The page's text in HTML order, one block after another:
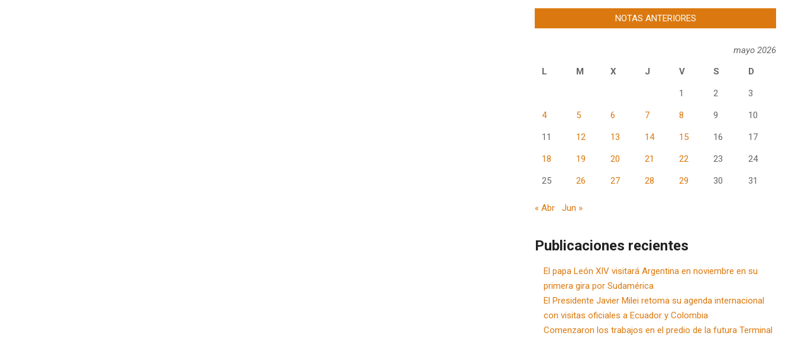
NOTAS ANTERIORES
mayo 2026
L
M X J V S D
1 2 3
4 5 6 7 8 9 10
11 12 13 14 15 16 17
18 19 20 21 22 23 24
25 26 27 28 29 30 31
« Abr Jun »
Publicaciones recientes
El papa León XIV visitará Argentina en noviembre en su
primera gira por Sudamérica
El Presidente Javier Milei retoma su agenda internacional
con visitas oficiales a Ecuador y Colombia
Comenzaron los trabajos en el predio de la futura Terminal